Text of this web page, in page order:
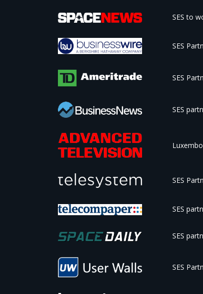
SES to
SES
SES
SES
SES
SES
SES
SES